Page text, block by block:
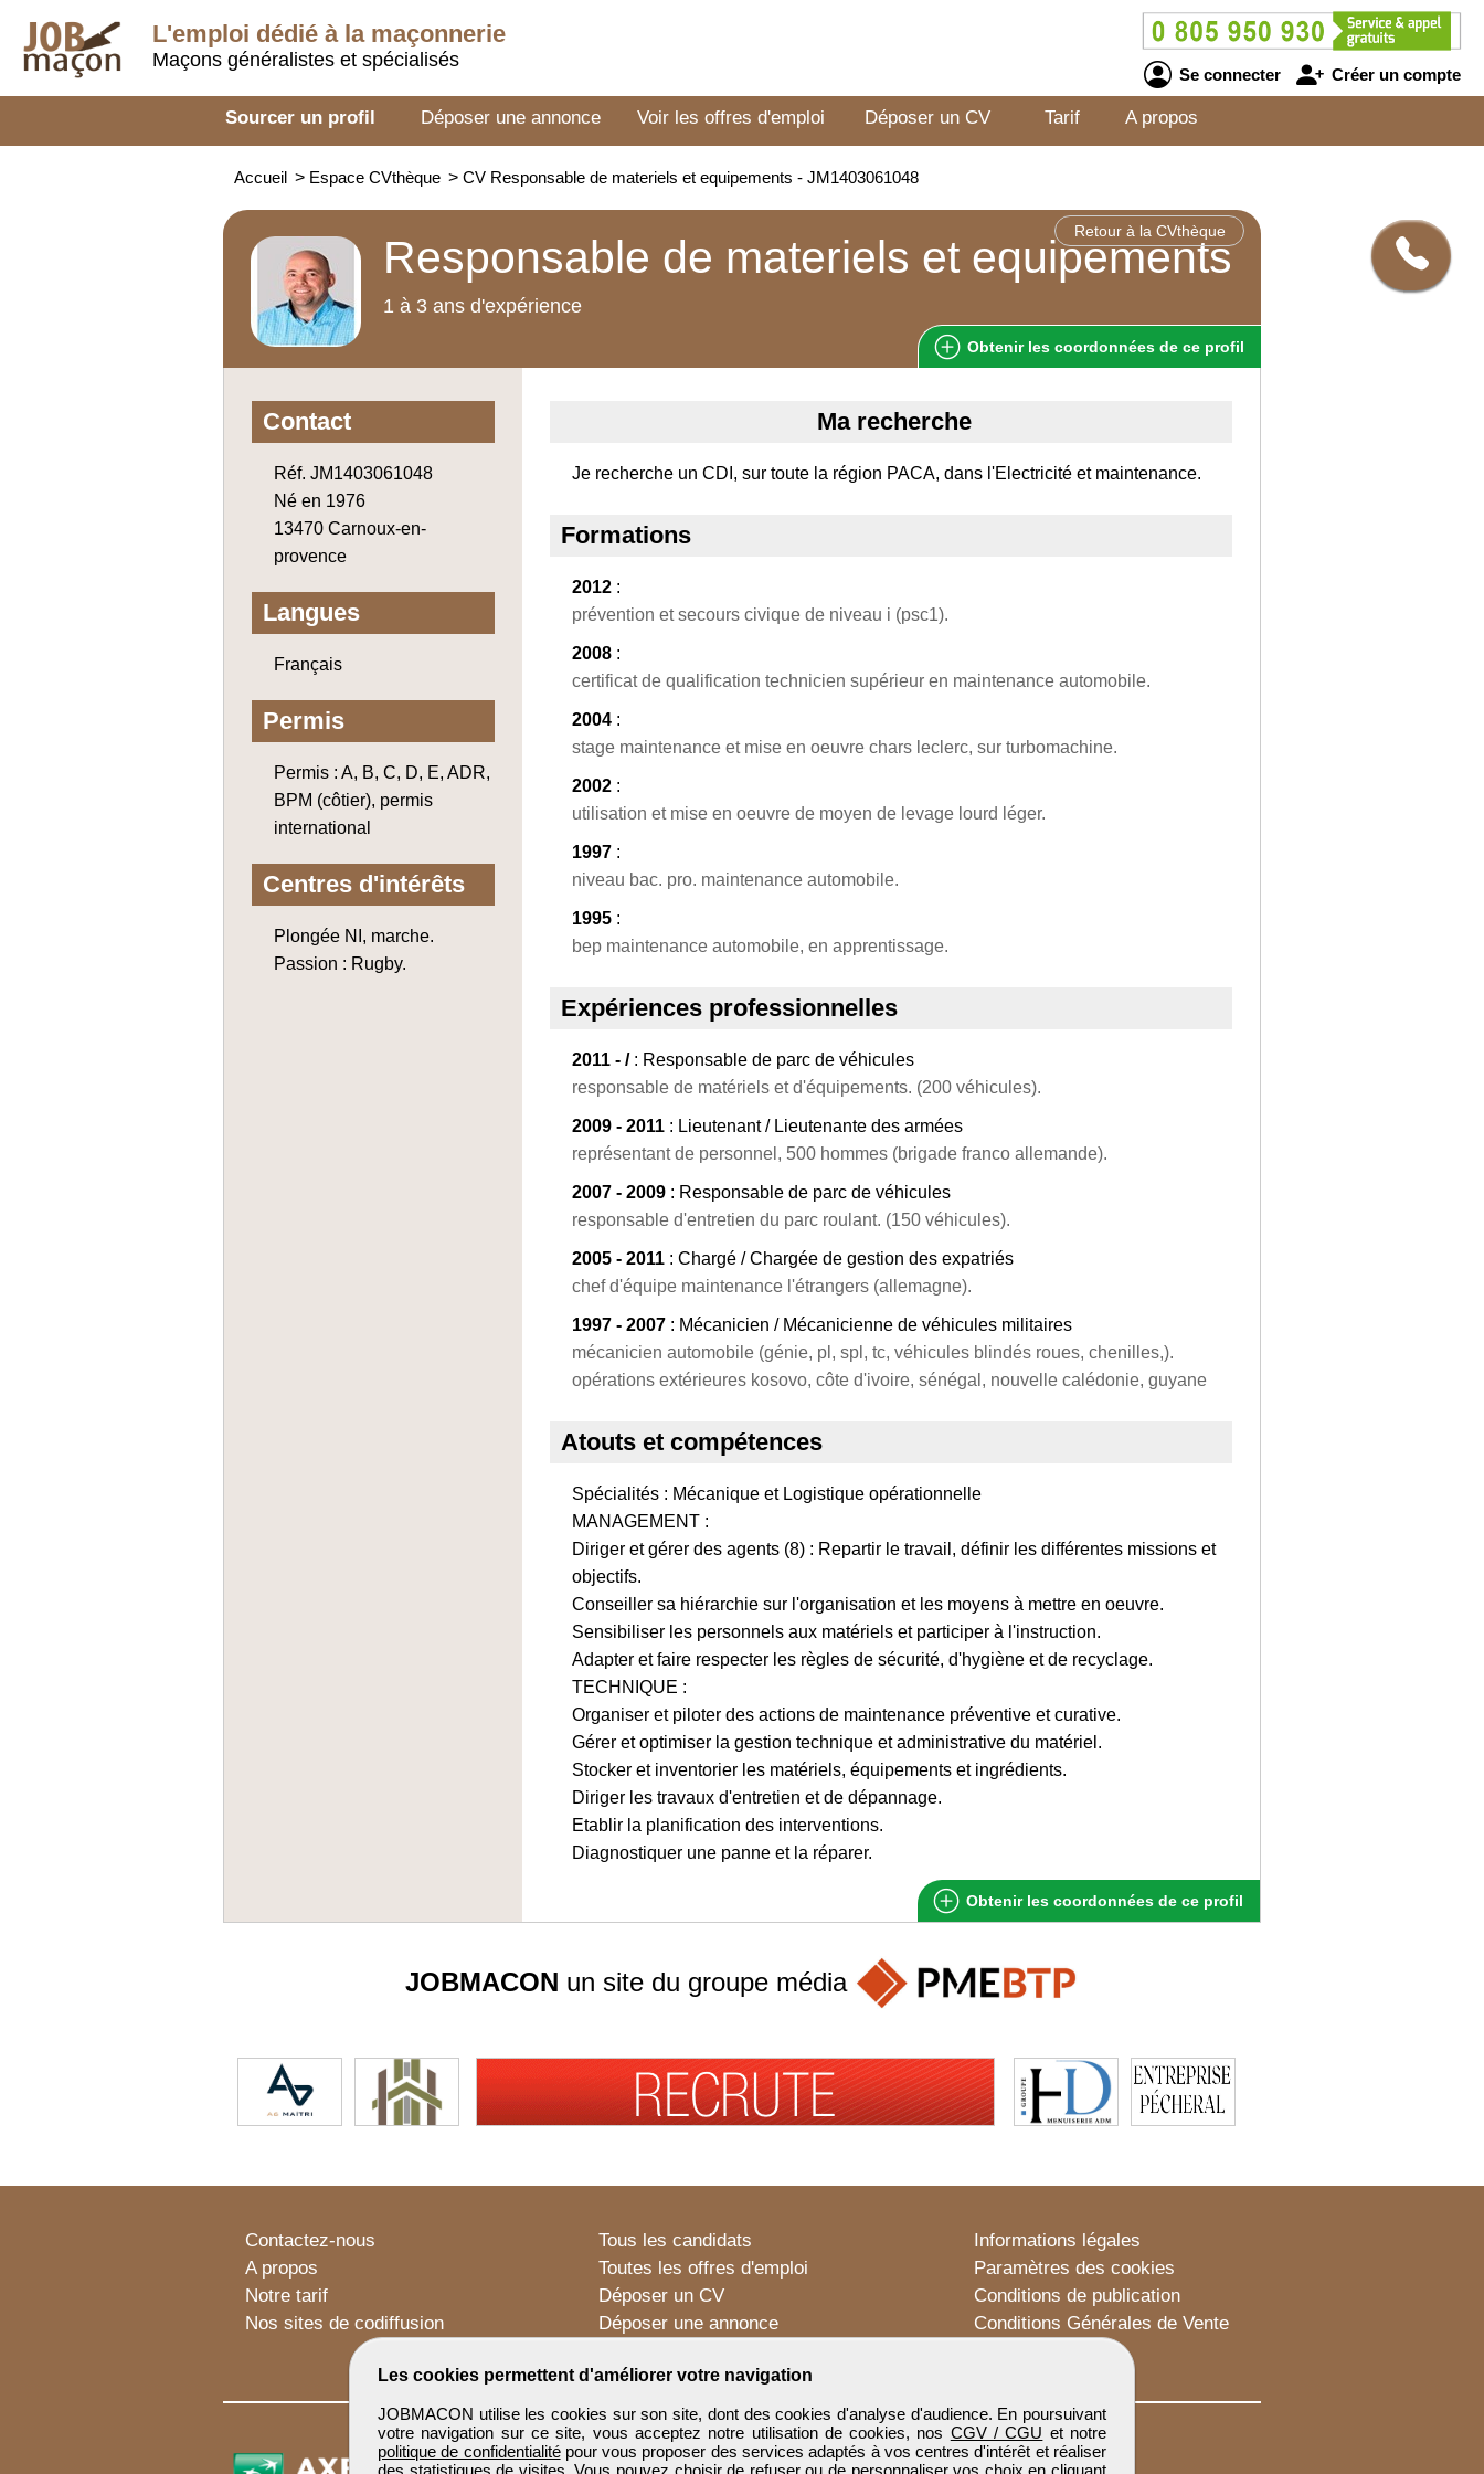
L'emploi dédié à la maçonnerie
Maçons généralistes et spécialisés
Se connecter Créer un compte
Sourcer un profil Déposer une annonce Voir les offres d'emploi Déposer un CV Tarif A propos
Accueil > Espace CVthèque > CV Responsable de materiels et equipements - JM1403061048
Retour à la CVthèque
Responsable de materiels et equipements
1 à 3 ans d'expérience
Obtenir les coordonnées de ce profil
Contact
Réf. JM1403061048
Né en 1976
13470 Carnoux-en-
provence
Langues
Français
Permis
Permis : A, B, C, D, E, ADR,
BPM (côtier), permis
international
Centres d'intérêts
Plongée NI, marche.
Passion : Rugby.
Ma recherche
Je recherche un CDI, sur toute la région PACA, dans l'Electricité et maintenance.
Formations
2012 :
prévention et secours civique de niveau i (psc1).
2008 :
certificat de qualification technicien supérieur en maintenance automobile.
2004 :
stage maintenance et mise en oeuvre chars leclerc, sur turbomachine.
2002 :
utilisation et mise en oeuvre de moyen de levage lourd léger.
1997 :
niveau bac. pro. maintenance automobile.
1995 :
bep maintenance automobile, en apprentissage.
Expériences professionnelles
2011 - /: Responsable de parc de véhicules
responsable de matériels et d'équipements. (200 véhicules).
2009 - 2011 : Lieutenant / Lieutenante des armées
représentant de personnel, 500 hommes (brigade franco allemande).
2007 - 2009 : Responsable de parc de véhicules
responsable d'entretien du parc roulant. (150 véhicules).
2005 - 2011 : Chargé / Chargée de gestion des expatriés
chef d'équipe maintenance l'étrangers (allemagne).
1997 - 2007 : Mécanicien / Mécanicienne de véhicules militaires
mécanicien automobile (génie, pl, spl, tc, véhicules blindés roues, chenilles,).
opérations extérieures kosovo, côte d'ivoire, sénégal, nouvelle calédonie, guyane
Atouts et compétences
Spécialités : Mécanique et Logistique opérationnelle
MANAGEMENT :
Diriger et gérer des agents (8) : Repartir le travail, définir les différentes missions et
objectifs.
Conseiller sa hiérarchie sur l'organisation et les moyens à mettre en oeuvre.
Sensibiliser les personnels aux matériels et participer à l'instruction.
Adapter et faire respecter les règles de sécurité, d'hygiène et de recyclage.
TECHNIQUE :
Organiser et piloter des actions de maintenance préventive et curative.
Gérer et optimiser la gestion technique et administrative du matériel.
Stocker et inventorier les matériels, équipements et ingrédients.
Diriger les travaux d'entretien et de dépannage.
Etablir la planification des interventions.
Diagnostiquer une panne et la réparer.
Obtenir les coordonnées de ce profil
Les cookies permettent d'améliorer votre navigation
JOBMACON utilise les cookies sur son site, dont des cookies d'analyse d'audience. En poursuivant
votre navigation sur ce site, vous acceptez notre utilisation de cookies, nos CGV / CGU et notre
politique de confidentialitépour vous proposer des services adaptés à vos centres d'intérêt et réaliser
des statistiques de visites. Vous pouvez choisir de refuser ou de personnaliser vos choix en cliquant
JOBMACON un site du groupe média
Contactez-nous
A propos
Notre tarif
Nos sites de codiffusion
Tous les candidats
Toutes les offres d'emploi
Déposer un CV
Déposer une annonce
Informations légales
Paramètres des cookies
Conditions de publication
Conditions Générales de Vente